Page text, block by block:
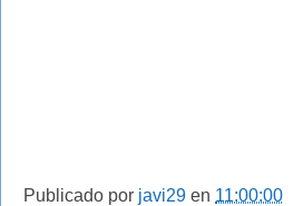
Publicado por javi29 en 11:00:00